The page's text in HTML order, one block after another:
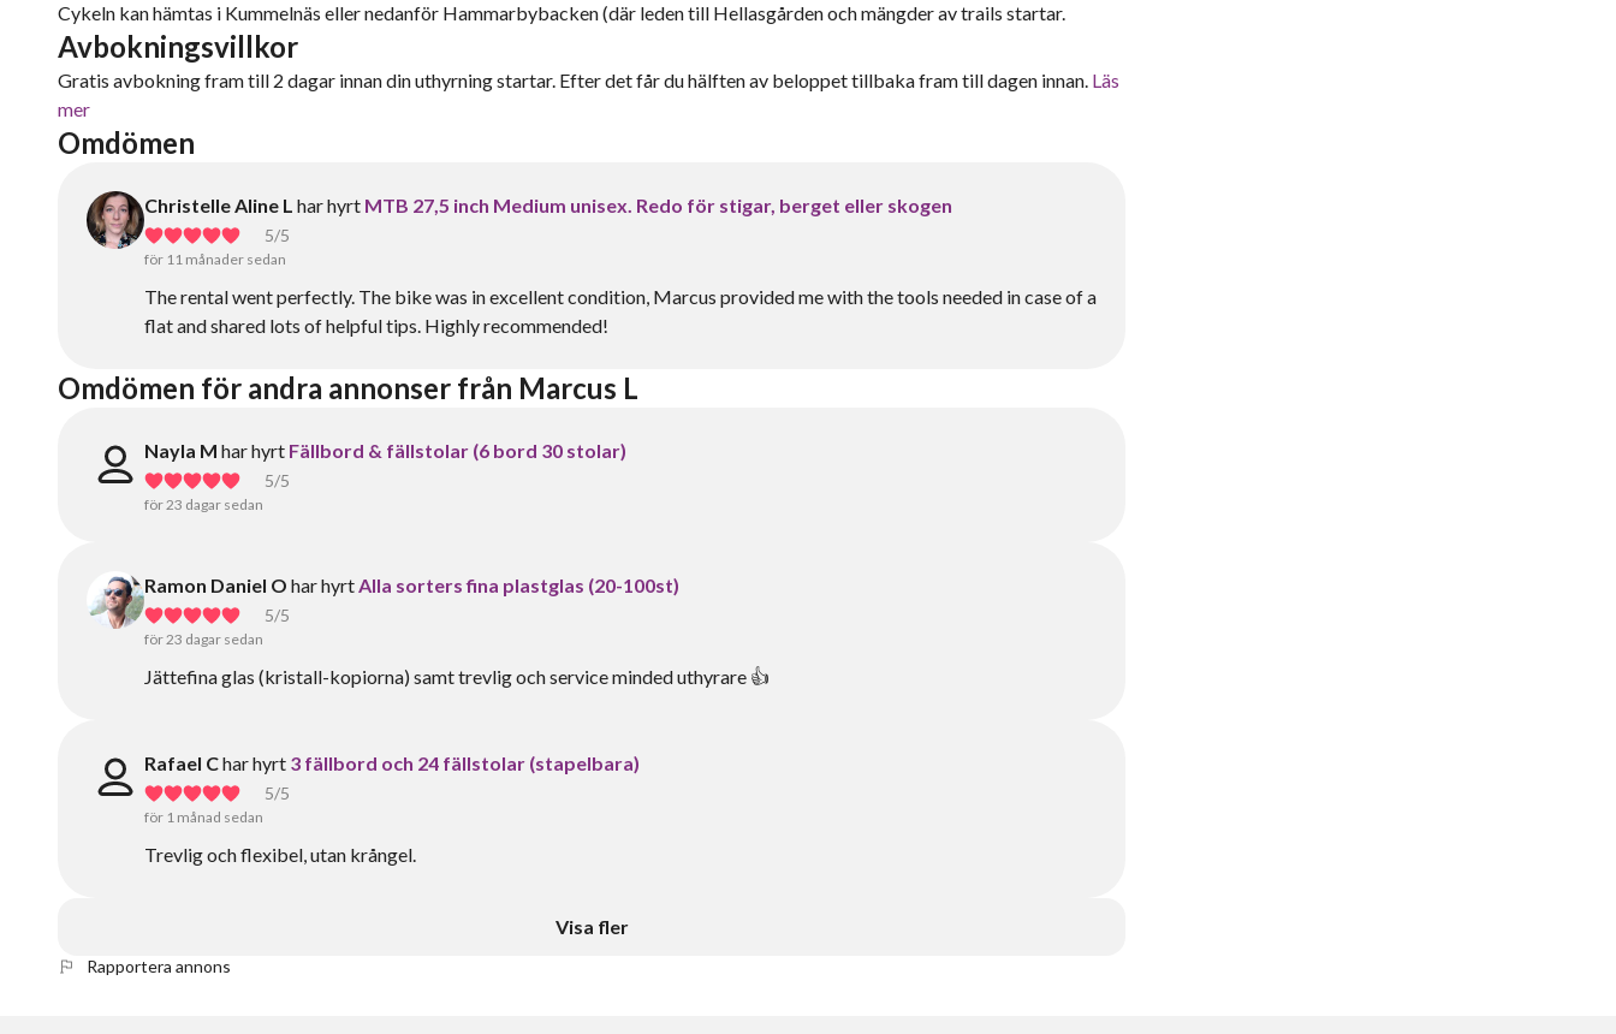
Cykeln kan hämtas i Kummelnäs eller nedanför Hammarbybacken (där leden till Hellasgården och mängder av trails startar.
Avbokningsvillkor
Gratis avbokning fram till 2 dagar innan din uthyrning startar. Efter det får du hälften av beloppet tillbaka fram till dagen innan. Läs
mer
Omdömen
Christelle Aline L har hyrt MTB 27,5 inch Medium unisex. Redo för stigar, berget eller skogen
5/5
för 11 månader sedan
The rental went perfectly. The bike was in excellent condition, Marcus provided me with the tools needed in case of a
flat and shared lots of helpful tips. Highly recommended!
Omdömen för andra annonser från Marcus L
Nayla M har hyrt Fällbord & fällstolar (6 bord 30 stolar)
5/5
för 23 dagar sedan
Ramon Daniel O har hyrtAlla sorters fina plastglas (20-100st)
5/5
för 23 dagar sedan
Jättefina glas (kristall-kopiorna) samt trevlig och service minded uthyrare 👍
Rafael Char hyrt 3 fällbord och 24 fällstolar (stapelbara)
5/5
för 1 månad sedan
Trevlig och flexibel, utan krångel.
Visa fler
Rapportera annons